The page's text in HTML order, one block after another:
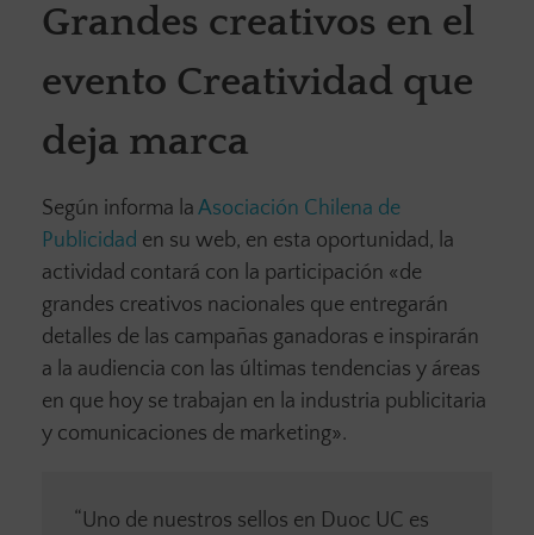
Grandes creativos en el
evento Creatividad que
deja marca
Según informa la Asociación Chilena de
Publicidad en su web, en esta oportunidad, la
actividad contará con la participación «de
grandes creativos nacionales que entregarán
detalles de las campañas ganadoras e inspirarán
a la audiencia con las últimas tendencias y áreas
en que hoy se trabajan en la industria publicitaria
y comunicaciones de marketing».
“Uno de nuestros sellos en Duoc UC es